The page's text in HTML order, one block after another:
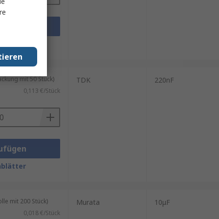
mit 50 Stück)
0,113 €/Stück
TDK 220nF
mit 200 Stück)
0,018 €/Stück
Murata 10μF